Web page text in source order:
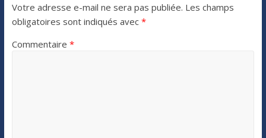
Votre adresse e-mail ne sera pas publiée. Les champs
obligatoires sont indiqués avec *
Commentaire *